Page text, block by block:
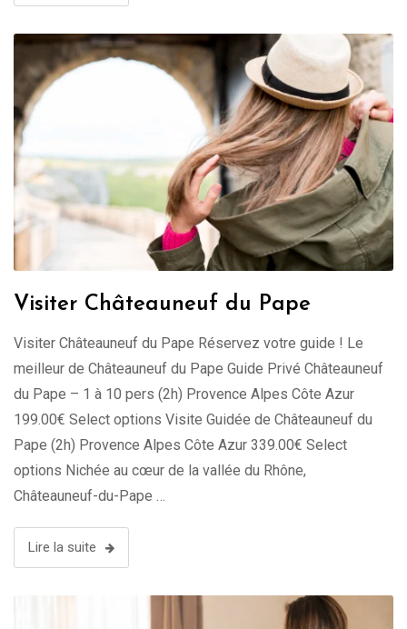
Visiter Châteauneuf du Pape
Visiter Châteauneuf du Pape Réservez votre guide ! Le
meilleur de Châteauneuf du Pape Guide Privé Châteauneuf
du Pape – 1 à 10 pers (2h) Provence Alpes Côte Azur
199.00€ Select options Visite Guidée de Châteauneuf du
Pape (2h) Provence Alpes Côte Azur 339.00€ Select
options Nichée au cœur de la vallée du Rhône,
Châteauneuf-du-Pape …
Lire la suite